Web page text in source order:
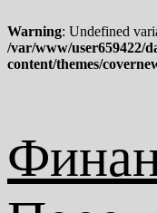
Warning: Undefined
/var/www/user659422/
content/themes/
к
содержимому